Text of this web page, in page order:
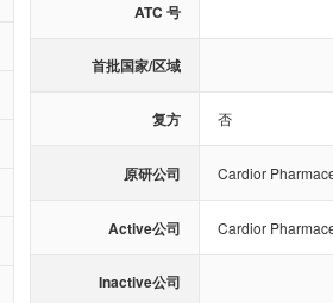
ATC 号
首批国家/区域
复方 否
原研公司 Cardior
Active公司 Cardior
Inactive公司